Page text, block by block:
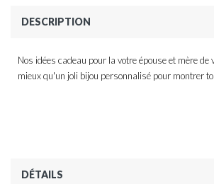
DESCRIPTION
Nos idées cadeau pour la votre épouse et mère
mieux qu'un joli bijou personnalisé pour montrer
DÉTAILS